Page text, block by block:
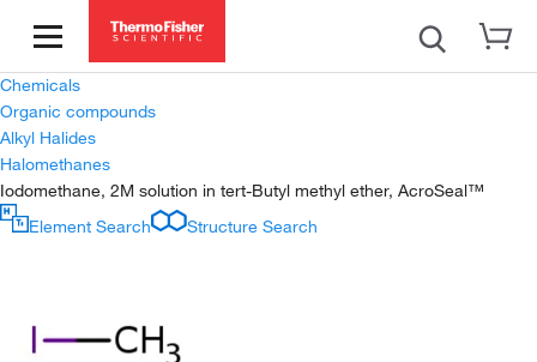
Chemicals
Organic compounds
Alkyl Halides
Halomethanes
Iodomethane, 2M solution in tert-Butyl methyl ether, AcroSeal™
Element Search
Structure Search